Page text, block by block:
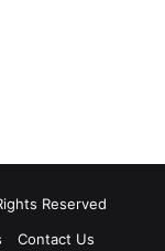
Reserved
Contact Us